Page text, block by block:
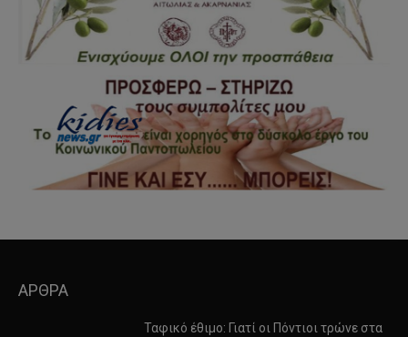
ΑΡΘΡΑ
Ταφικό έθιμο: Γιατί οι Πόντιοι τρώνε στα